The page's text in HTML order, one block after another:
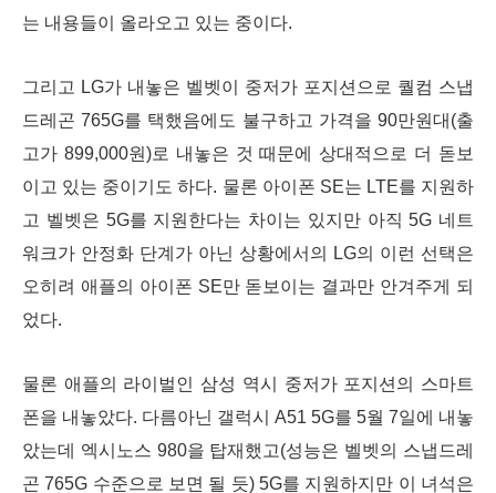
는 내용들이 올라오고 있는 중이다.
그리고 LG가 내놓은 벨벳이 중저가 포지션으로 퀄컴 스냅
드레곤 765G를 택했음에도 불구하고 가격을 90만원대(출
고가 899,000원)로 내놓은 것 때문에 상대적으로 더 돋보
이고 있는 중이기도 하다. 물론 아이폰 SE는 LTE를 지원하
고 벨벳은 5G를 지원한다는 차이는 있지만 아직 5G 네트
워크가 안정화 단계가 아닌 상황에서의 LG의 이런 선택은
오히려 애플의 아이폰 SE만 돋보이는 결과만 안겨주게 되
었다.
물론 애플의 라이벌인 삼성 역시 중저가 포지션의 스마트
폰을 내놓았다. 다름아닌 갤럭시 A51 5G를 5월 7일에 내놓
았는데 엑시노스 980을 탑재했고(성능은 벨벳의 스냅드레
곤 765G 수준으로 보면 될 듯) 5G를 지원하지만 이 녀석은